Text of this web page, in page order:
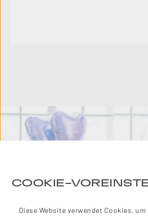
COOKIE-
Diese Website verwendet Cookies,